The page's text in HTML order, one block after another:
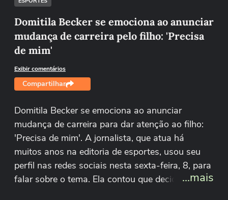
Domitila Becker se emociona ao anunciar
mudança de carreira pelo filho: 'Precisa
de mim'
Exibir comentários
Compartilhar
Domitila Becker se emociona ao anunciar
mudança de carreira para dar atenção ao filho:
'Precisa de mim'. A jornalista, que atua há
muitos anos na editoria de esportes, usou seu
perfil nas redes sociais nesta sexta-feira, 8, para
falar sobre o tema. Ela contou que decidiu deixar
...mais